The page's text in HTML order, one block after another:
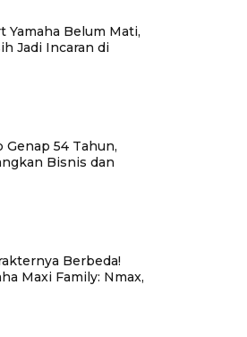
Yamaha Belum Mati,
Jadi Incaran di
Genap 54 Tahun,
Bisnis dan
Berbeda!
Maxi Family: Nmax,